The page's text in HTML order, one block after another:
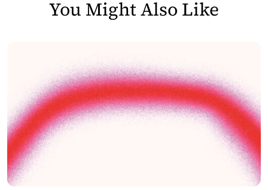
You Might Also Like